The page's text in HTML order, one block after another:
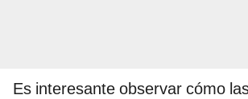
Es interesante observar cómo